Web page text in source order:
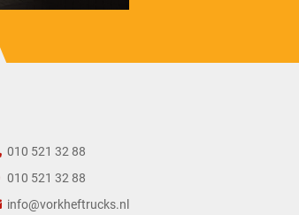
010 521 32 88
010 521 32 88
info@vorkheftrucks.nl